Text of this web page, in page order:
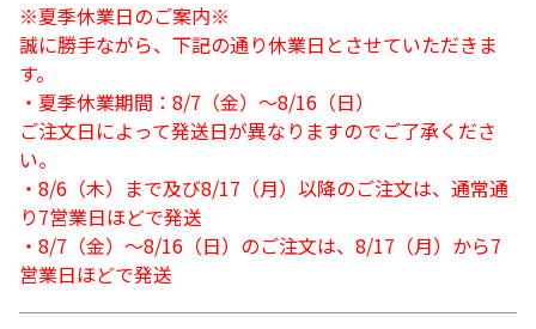
※夏季休業日のご案内※
誠に勝手ながら、下記の通り休業日とさせていただきま
す。
・夏季休業期間：8/7（金）～8/16（日）
ご注文日によって発送日が異なりますのでご了承くださ
い。
・8/6（木）まで及び8/17（月）以降のご注文は、通常通
り7営業日ほどで発送
・8/7（金）～8/16（日）のご注文は、8/17（月）から7
営業日ほどで発送